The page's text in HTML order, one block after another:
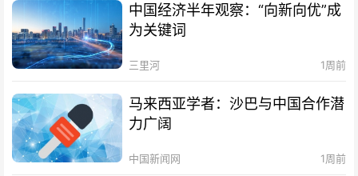
中国经济半年观察：“向新向优”成
为关键词
三里河 1周前
马来西亚学者：沙巴与中国合作潜
力广阔
中国新闻网 1周前